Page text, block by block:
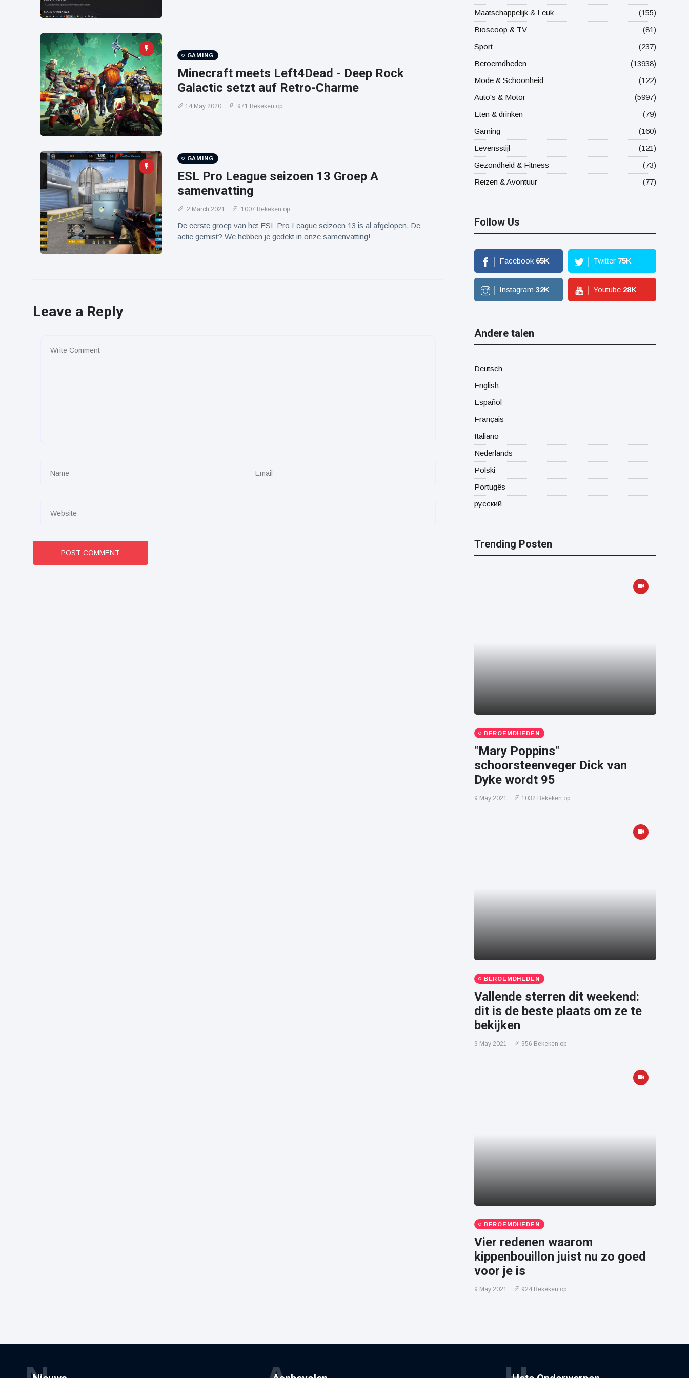
GAMING
Minecraft meets Left4Dead - Deep Rock
Galactic setzt auf Retro-Charme
14 May 2020 971 Bekeken op
GAMING
ESL Pro League seizoen 13 Groep A
samenvatting
2 March 2021 1007 Bekeken op
De eerste groep van het ESL Pro League seizoen 13 is al afgelopen. De
actie gemist? We hebben je gedekt in onze samenvatting!
Leave a Reply
POST COMMENT
Maatschappelijk & Leuk
(155)
Bioscoop & TV
(81)
Sport
(237)
Beroemdheden
(13938)
Mode & Schoonheid
(122)
Auto's & Motor
(5997)
Eten & drinken
(79)
Gaming
(160)
Levensstijl
(121)
Gezondheid & Fitness
(73)
Reizen & Avontuur
(77)
Follow Us
Facebook 65K Twitter 75K
Instagram 32K Youtube 28K
Andere talen
Deutsch
English
Español
Français
Italiano
Nederlands
Polski
Portugês
русский
Trending Posten
BEROEMDHEDEN
"Mary Poppins"
schoorsteenveger Dick van
Dyke wordt 95
9 May 2021 1032 Bekeken op
BEROEMDHEDEN
Vallende sterren dit weekend:
dit is de beste plaats om ze te
bekijken
9 May 2021 956 Bekeken op
BEROEMDHEDEN
Vier redenen waarom
kippenbouillon juist nu zo goed
voor je is
9 May 2021 924 Bekeken op